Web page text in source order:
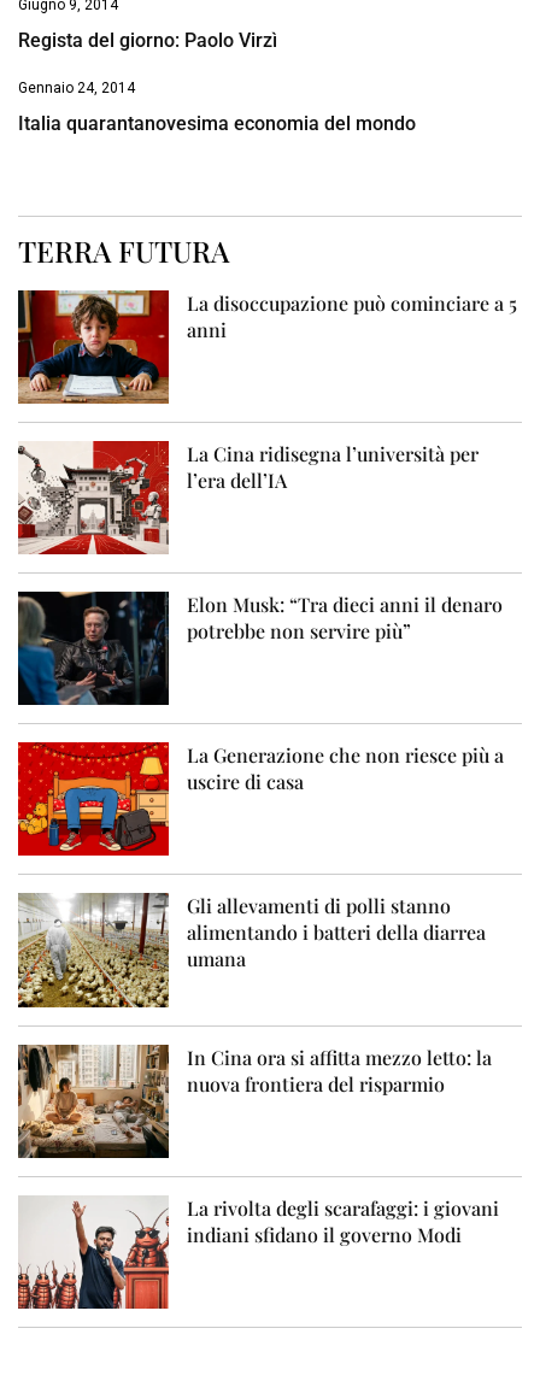
Giugno 9, 2014
Regista del giorno: Paolo Virzì
Gennaio 24, 2014
Italia quarantanovesima economia del mondo
TERRA FUTURA
La disoccupazione può cominciare a 5
anni
La Cina ridisegna l’università per
l’era dell’IA
Elon Musk: “Tra dieci anni il denaro
potrebbe non servire più”
La Generazione che non riesce più a
uscire di casa
Gli allevamenti di polli stanno
alimentando i batteri della diarrea
umana
In Cina ora si affitta mezzo letto: la
nuova frontiera del risparmio
La rivolta degli scarafaggi: i giovani
indiani sfidano il governo Modi